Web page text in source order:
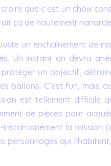
que c’est un choix
ça de hautement
un enchaînement de
Un instant on devra
un objectif,
ballons. C’est fun, mais
est tellement difficile
de pièces pour
la mission
personnages qui